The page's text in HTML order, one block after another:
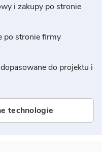
i zakupy po stronie
po stronie firmy
do projektu i
technologie